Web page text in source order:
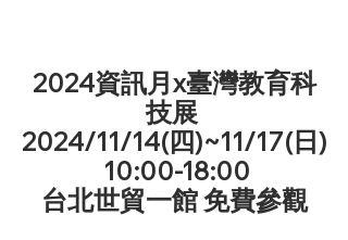
2024資訊月x臺灣教育科
技展
2024/11/14(四)~11/17(日)
10:00-18:00
台北世貿一館 免費參觀